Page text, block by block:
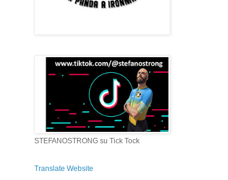
STEFANOSTRONG su Tick Tock
Translate Website